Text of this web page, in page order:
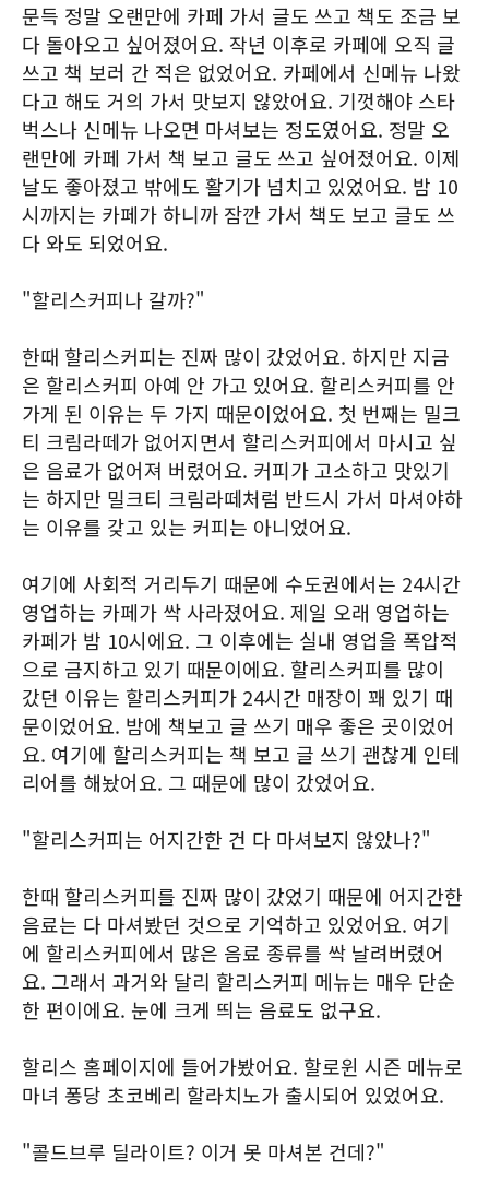
문득 정말 오랜만에 카페 가서 글도 쓰고 책도 조금 보
다 돌아오고 싶어졌어요. 작년 이후로 카페에 오직 글
쓰고 책 보러 간 적은 없었어요. 카페에서 신메뉴 나왔
다고 해도 거의 가서 맛보지 않았어요. 기껏해야 스타
벅스나 신메뉴 나오면 마셔보는 정도였어요. 정말 오
랜만에 카페 가서 책 보고 글도 쓰고 싶어졌어요. 이제
날도 좋아졌고 밖에도 활기가 넘치고 있었어요. 밤 10
시까지는 카페가 하니까 잠깐 가서 책도 보고 글도 쓰
다 와도 되었어요.
"할리스커피나 갈까?"
한때 할리스커피는 진짜 많이 갔었어요. 하지만 지금
은 할리스커피 아예 안 가고 있어요. 할리스커피를 안
가게 된 이유는 두 가지 때문이었어요. 첫 번째는 밀크
티 크림라떼가 없어지면서 할리스커피에서 마시고 싶
은 음료가 없어져 버렸어요. 커피가 고소하고 맛있기
는 하지만 밀크티 크림라떼처럼 반드시 가서 마셔야하
는 이유를 갖고 있는 커피는 아니었어요.
여기에 사회적 거리두기 때문에 수도권에서는 24시간
영업하는 카페가 싹 사라졌어요. 제일 오래 영업하는
카페가 밤 10시에요. 그 이후에는 실내 영업을 폭압적
으로 금지하고 있기 때문이에요. 할리스커피를 많이
갔던 이유는 할리스커피가 24시간 매장이 꽤 있기 때
문이었어요. 밤에 책보고 글 쓰기 매우 좋은 곳이었어
요. 여기에 할리스커피는 책 보고 글 쓰기 괜찮게 인테
리어를 해놨어요. 그 때문에 많이 갔었어요.
"할리스커피는 어지간한 건 다 마셔보지 않았나?"
한때 할리스커피를 진짜 많이 갔었기 때문에 어지간한
음료는 다 마셔봤던 것으로 기억하고 있었어요. 여기
에 할리스커피에서 많은 음료 종류를 싹 날려버렸어
요. 그래서 과거와 달리 할리스커피 메뉴는 매우 단순
한 편이에요. 눈에 크게 띄는 음료도 없구요.
할리스 홈페이지에 들어가봤어요. 할로윈 시즌 메뉴로
마녀 퐁당 초코베리 할라치노가 출시되어 있었어요.
"콜드브루 딜라이트? 이거 못 마셔본 건데?"